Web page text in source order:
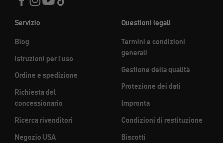
Servizio
Blog
Istruzioni per l'uso
Ordine e spedizione
Richiesta del
concessionario
Ricerca rivenditori
Negozio USA
Questioni legali
Termini e condizioni
generali
Gestione della qualità
Protezione dei dati
Impronta
Condizioni di restituzione
Biscotti